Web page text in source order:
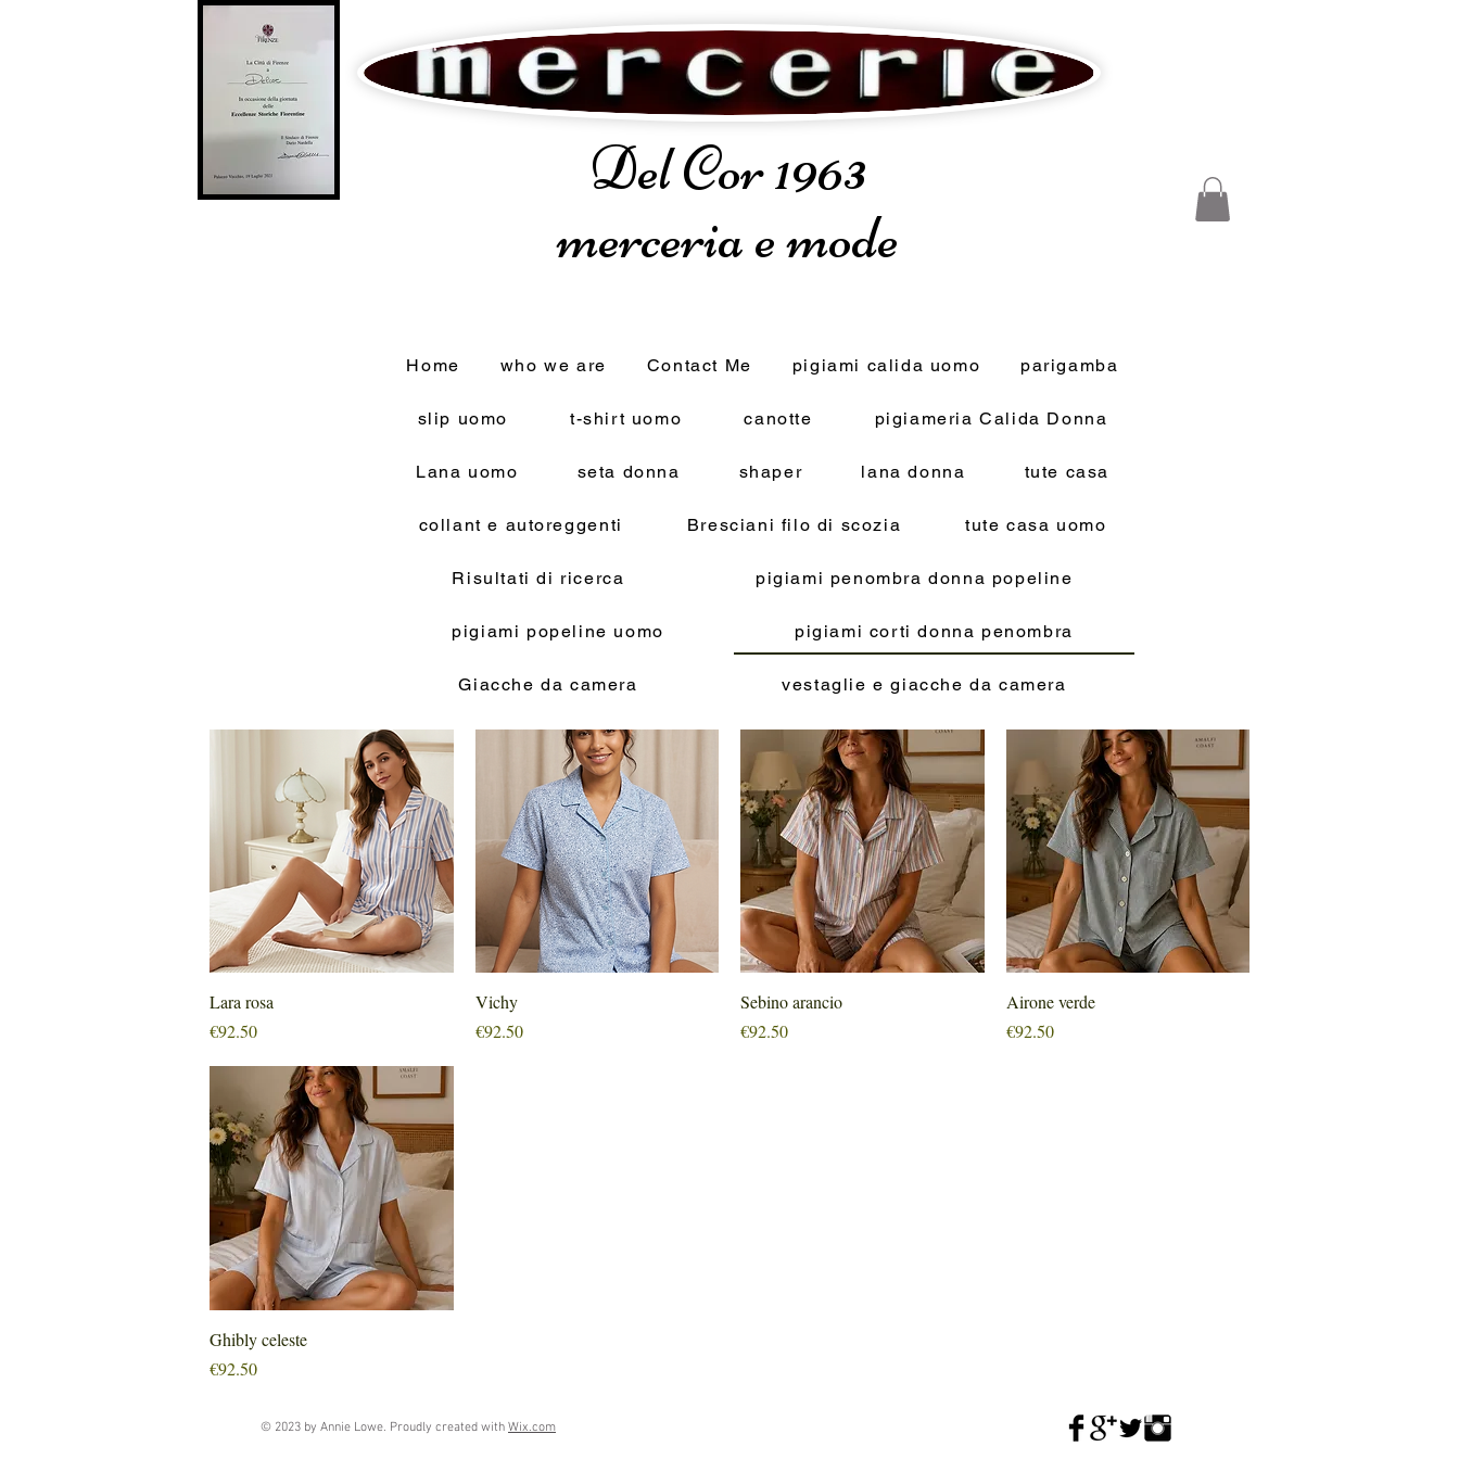
Del Cor 1963
merceria e mode
Home who we are Contact Me pigiami calida uomo parigamba
slip uomo t-shirt uomo canotte pigiameria Calida Donna
Lana uomo seta donna shaper lana donna tute casa
collant e autoreggenti Bresciani filo di scozia tute casa uomo
Risultati di ricerca pigiami penombra donna popeline
pigiami popeline uomo pigiami corti donna penombra
Giacche da camera vestaglie e giacche da camera
Lara rosa
Price
€92.50
Vichy
Price
€92.50
Quick View
Sebino arancio
Price
€92.50
Quick View
Airone verde
Price
€92.50
Quick View
Ghibly celeste
Price
€92.50
© 2023 by Annie Lowe. Proudly created with Wix.com